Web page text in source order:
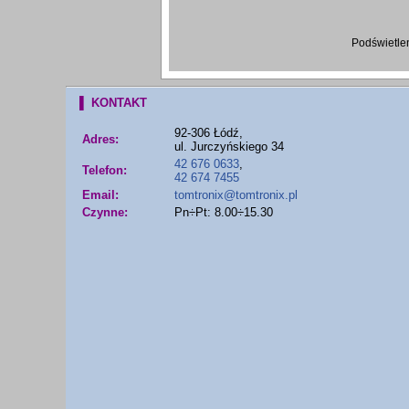
▌ KONTAKT
Adres:
92-306 Łódź,
ul. Jurczyńskiego 34
Telefon:
42 676 0633,
42 674 7455
Email:
tomtronix@tomtronix.pl
Czynne:
Pn÷Pt: 8.00÷15.30